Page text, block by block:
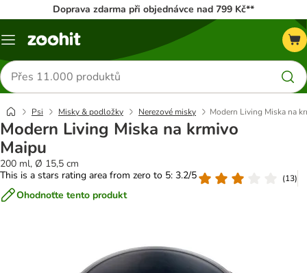
Doprava zdarma při objednávce nad 799 Kč**
Menu
Hledat
produkty
Psi Misky & podložky Nerezové misky Modern Living Miska na
Modern Living Miska na krmivo
Maipu
200 ml, Ø 15,5 cm
This is a stars rating area from zero to 5: 3.2/5
(13)
Ohodnoťte tento produkt